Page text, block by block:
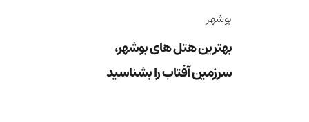
بوشهر
بهترین هتل های بوشهر،
سرزمین آفتاب را بشناسید